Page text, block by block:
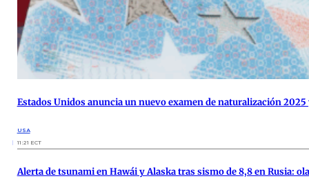
Estados Unidos anuncia un nuevo examen de naturalización
USA
11:21 ECT
Alerta de tsunami en Hawái y Alaska tras sismo de 8,8 en Rusia: